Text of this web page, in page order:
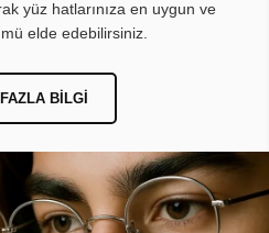
yüz hatlarınıza en uygun ve
elde edebilirsiniz.
BILGI